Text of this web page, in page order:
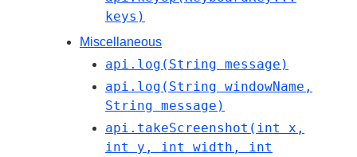
keys)
Miscellaneous
api.log(String message)
api.log(String windowName,
String message)
api.takeScreenshot(int x,
int y, int width, int